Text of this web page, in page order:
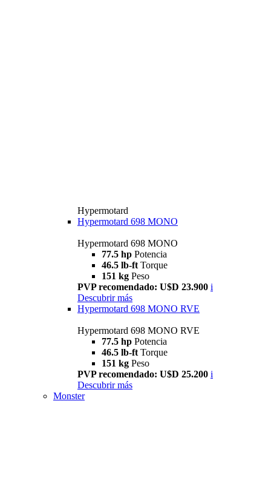
Hypermotard
Hypermotard 698 MONO
Hypermotard 698 MONO
77.5 hp Potencia
46.5 lb-ft Torque
151 kg Peso
PVP recomendado: U$D 23.900 i
Descubrir más
Hypermotard 698 MONO RVE
Hypermotard 698 MONO RVE
77.5 hp Potencia
46.5 lb-ft Torque
151 kg Peso
PVP recomendado: U$D 25.200 i
Descubrir más
Monster